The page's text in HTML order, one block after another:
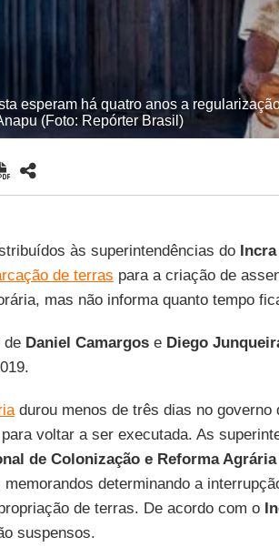
esperam há quatro anos a
(Foto: Repórter Brasil)
às superintendências do Incra
de terras para a criação de
mas não informa quanto tempo
de Daniel Camargose Diego
durou menos de três dias no governo
voltar a ser executada. As
de Colonização e Reforma Agrária
determinando a
de terras. De acordo com o
suspensos.